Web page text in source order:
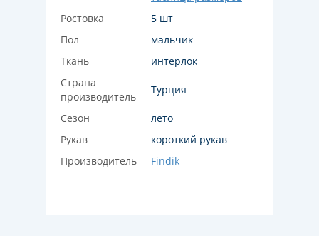
Ростовка
5 шт
Пол
мальчик
Ткань
интерлок
Страна
производитель
Турция
Сезон
лето
Рукав
короткий рукав
Производитель
Findik